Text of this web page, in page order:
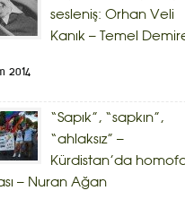
sesleniş: Orhan Veli
Kanık – Temel
2014
“Sapık”, “sapkın”,
“ahlaksız” –
Kürdistan’da
– Nuran Ağan